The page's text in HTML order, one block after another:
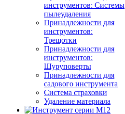
инструментов: Системы
пылеудаления
Принадлежности для
инструментов:
Трещотки
Принадлежности для
инструментов:
Шуруповерты
Принадлежности для
садового инструмента
Система страховки
Удаление материала